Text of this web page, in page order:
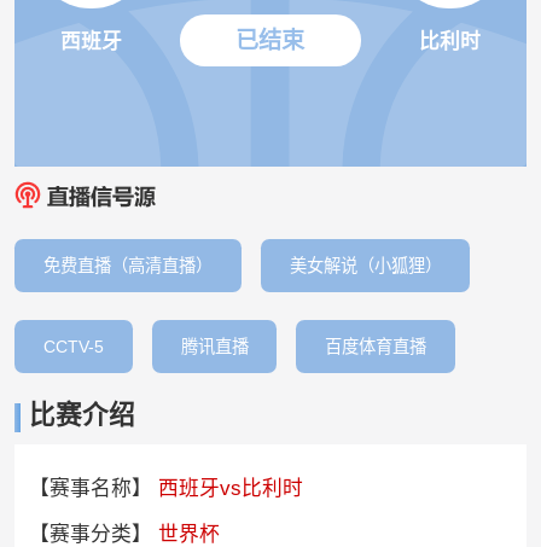
西班牙 已结束 比利时
免费直播（高清直播） 美女解说（小狐狸）
CCTV-5 腾讯直播 百度体育直播
比赛介绍
【赛事名称】
西班牙vs比利时
【赛事分类】
世界杯